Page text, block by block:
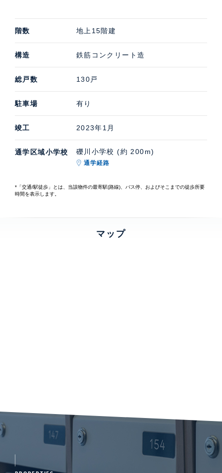
階数 地上15階建
構造 鉄筋コンクリート造
総戸数 130戸
駐車場 有り
竣工 2023年1月
通学区域小学校 礫川小学校 (約 200m)
通学経路
*「交通/駅徒歩」とは、当該物件の最寄駅(路線)、バス停、およびそこまでの徒歩所要
時間を表示します。
マップ